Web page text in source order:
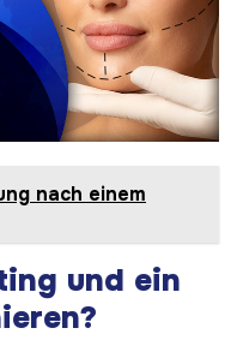
nach einem
und ein